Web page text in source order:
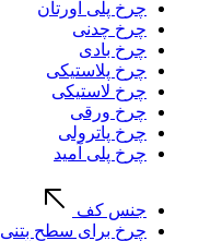
چرخ پلی اورتان
چرخ چدنی
چرخ بادی
چرخ پلاستیکی
چرخ لاستیکی
چرخ ورقی
چرخ پاترولی
چرخ پلی آمید
جنس کف
چرخ برای سطح بتنی